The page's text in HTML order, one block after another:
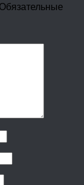
Обязательные